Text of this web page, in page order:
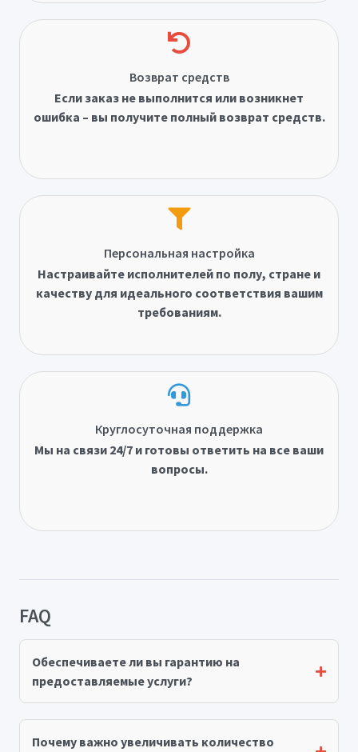
Возврат средств
Если заказ не выполнится или возникнет
ошибка – вы получите полный возврат средств.
Персональная настройка
Настраивайте исполнителей по полу, стране и
качеству для идеального соответствия вашим
требованиям.
Круглосуточная поддержка
Мы на связи 24/7 и готовы ответить на все ваши
вопросы.
FAQ
Обеспечиваете ли вы гарантию на
предоставляемые услуги?
Почему важно увеличивать количество